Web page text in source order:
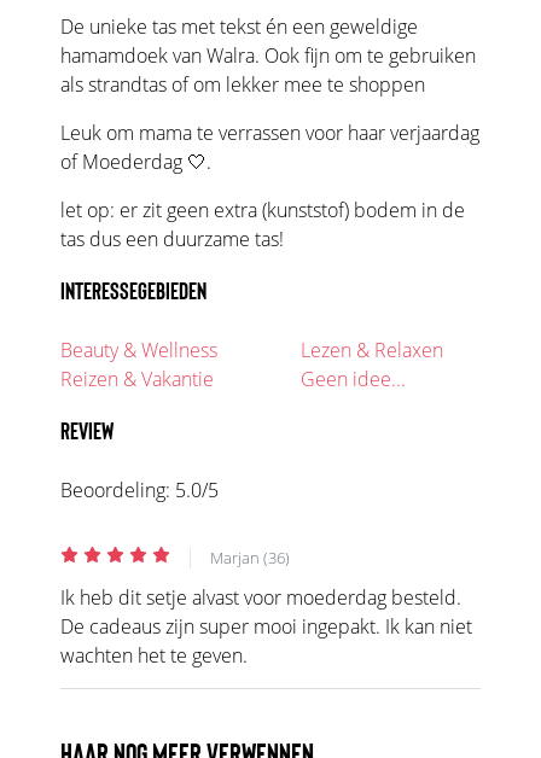
De unieke tas met tekst én een geweldige
hamamdoek van Walra. Ook fijn om te gebruiken
als strandtas of om lekker mee te shoppen
Leuk om mama te verrassen voor haar verjaardag
of Moederdag 🤍.
let op: er zit geen extra (kunststof) bodem in de
tas dus een duurzame tas!
INTERESSEGEBIEDEN
Beauty & Wellness
Lezen & Relaxen
Reizen & Vakantie
Geen idee...
REVIEW
Beoordeling: 5.0/5
| Marjan (36)
Ik heb dit setje alvast voor moederdag besteld.
De cadeaus zijn super mooi ingepakt. Ik kan niet
wachten het te geven.